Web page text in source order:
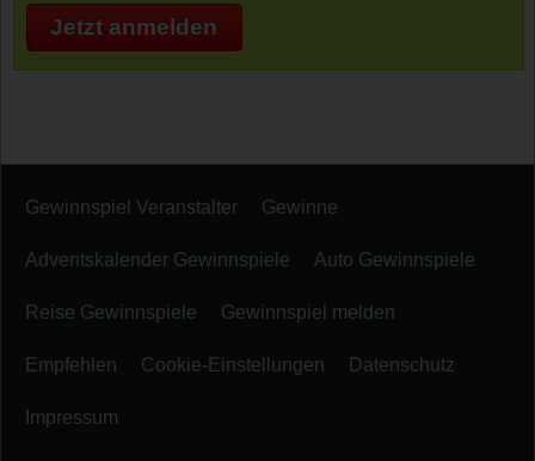
Jetzt anmelden
Gewinnspiel Veranstalter Gewinne
Adventskalender Gewinnspiele Auto Gewinnspiele
Reise Gewinnspiele Gewinnspiel melden
Empfehlen Cookie-Einstellungen Datenschutz
Impressum